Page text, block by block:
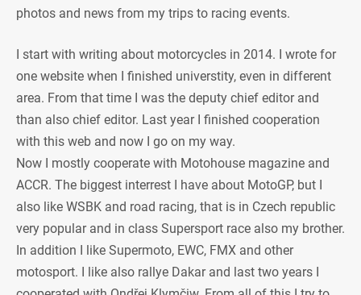
photos and news from my trips to racing events.
I start with writing about motorcycles in 2014. I wrote for
one website when I finished universtity, even in different
area. From that time I was the deputy chief editor and
than also chief editor. Last year I finished cooperation
with this web and now I go on my way.
Now I mostly cooperate with Motohouse magazine and
ACCR. The biggest interrest I have about MotoGP, but I
also like WSBK and road racing, that is in Czech republic
very popular and in class Supersport race also my brother.
In addition I like Supermoto, EWC, FMX and other
motosport. I like also rallye Dakar and last two years I